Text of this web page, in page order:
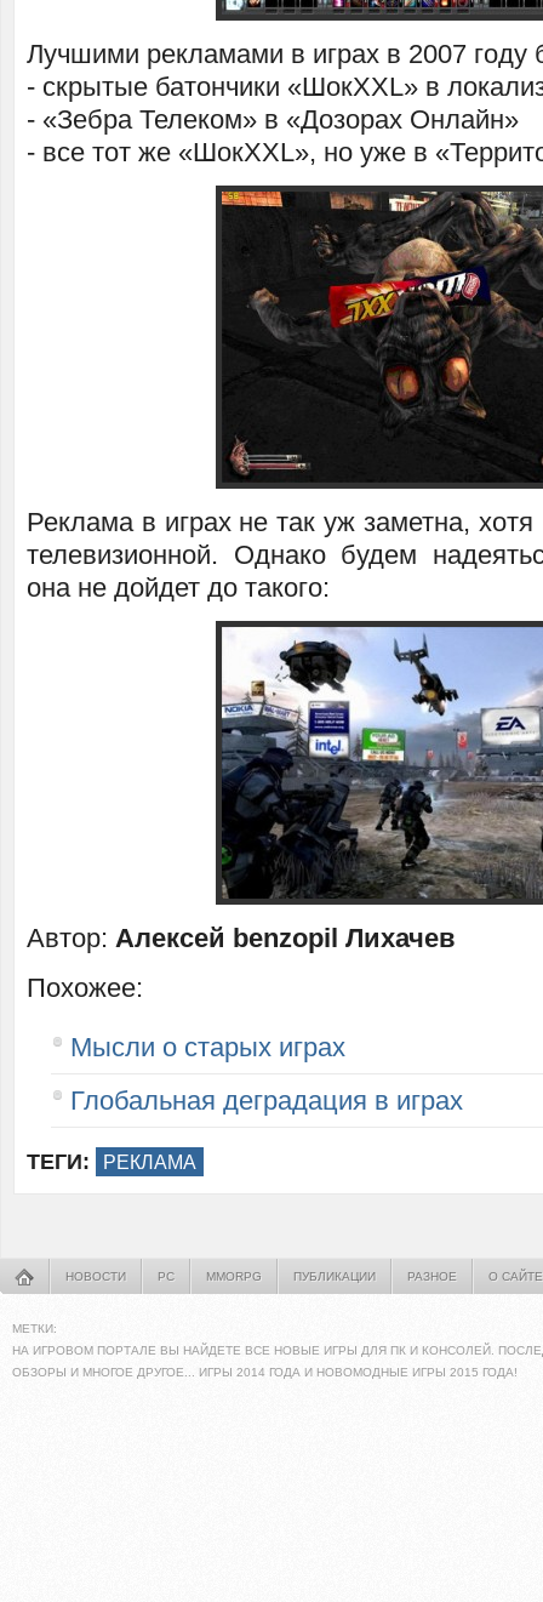
Лучшими рекламами в играх в 2007 году
- скрытые батончики «ШокXXL» в
- «Зебра Телеком» в «Дозорах Онлайн»
- все тот же «ШокXXL», но уже в
Реклама в играх не так уж заметна,
телевизионной. Однако будем
она не дойдет до такого:
Автор: Алексей benzopil Лихачев
Похожее:
Мысли о старых играх
Глобальная деградация в играх
ТЕГИ: РЕКЛАМА
НОВОСТИ PC MMORPG ПУБЛИКАЦИИ РАЗНОЕ О САЙТЕ
МЕТКИ:
НА ИГРОВОМ ПОРТАЛЕ ВЫ НАЙДЕТЕ ВСЕ НОВЫЕ ИГРЫ ДЛЯ ПК И КОНСОЛЕЙ.
ОБЗОРЫ И МНОГОЕ ДРУГОЕ... ИГРЫ 2014 ГОДА И НОВОМОДНЫЕ ИГРЫ 2015 ГОДА!